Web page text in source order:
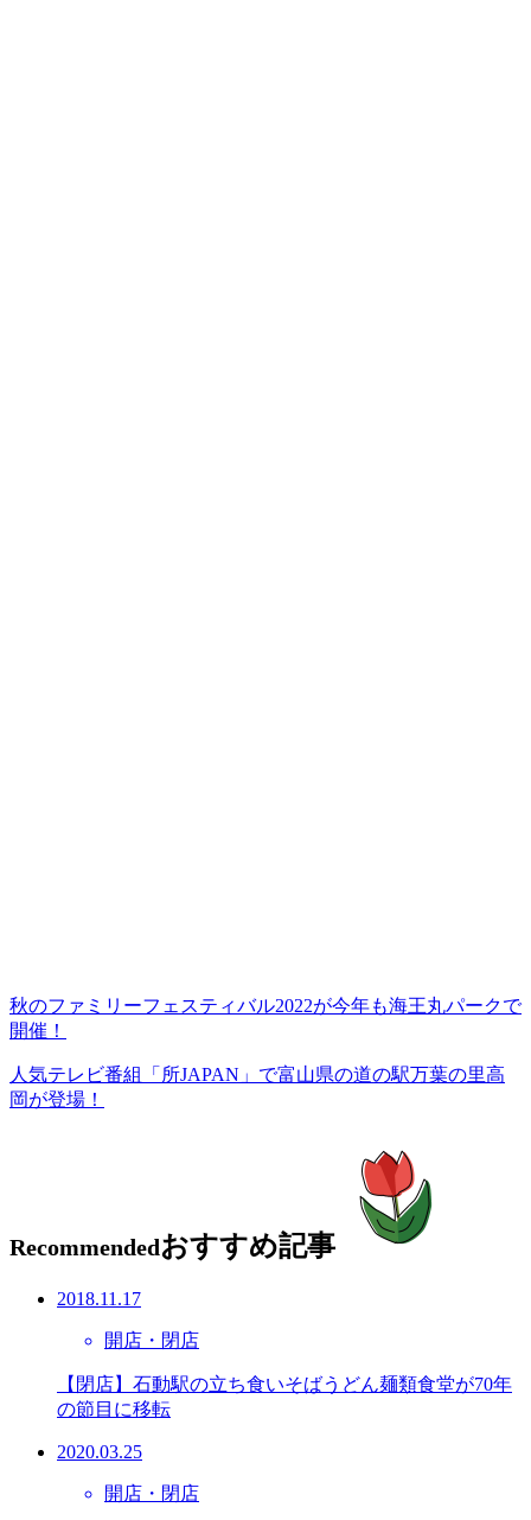
秋のファミリーフェスティバル2022が今年も海王丸パークで
開催！
人気テレビ番組「所JAPAN」で富山県の道の駅万葉の里高
岡が登場！
Recommendedおすすめ記事
2018.11.17
開店・閉店
【閉店】石動駅の立ち食いそばうどん麺類食堂が70年
の節目に移転
2020.03.25
開店・閉店